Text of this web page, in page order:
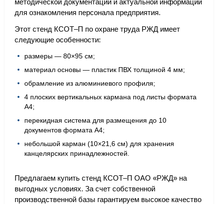
методической документации и актуальной информации
для ознакомления персонала предприятия.
Этот стенд КСОТ–П по охране труда РЖД имеет
следующие особенности:
размеры — 80×95 см;
материал основы — пластик ПВХ толщиной 4 мм;
обрамление из алюминиевого профиля;
4 плоских вертикальных кармана под листы формата
А4;
перекидная система для размещения до 10
документов формата А4;
небольшой карман (10×21,6 см) для хранения
канцелярских принадлежностей.
Предлагаем купить стенд КСОТ–П ОАО «РЖД» на
выгодных условиях. За счет собственной
производственной базы гарантируем высокое качество